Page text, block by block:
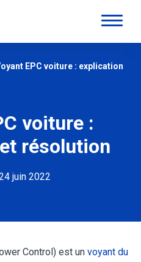
EPC voiture : explication
voiture :
résolution
juin 2022
Control) est un voyant du